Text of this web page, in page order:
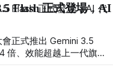
Flash 正式登場，AI
正式推出 Gemini 3.5
、效能超越上一代旗艦